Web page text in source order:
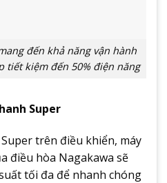
đến khả năng vận hành
tiết kiệm đến 50% điện năng
Super
trên điều khiển, máy
điều hòa Nagakawa sẽ
tối đa để nhanh chóng